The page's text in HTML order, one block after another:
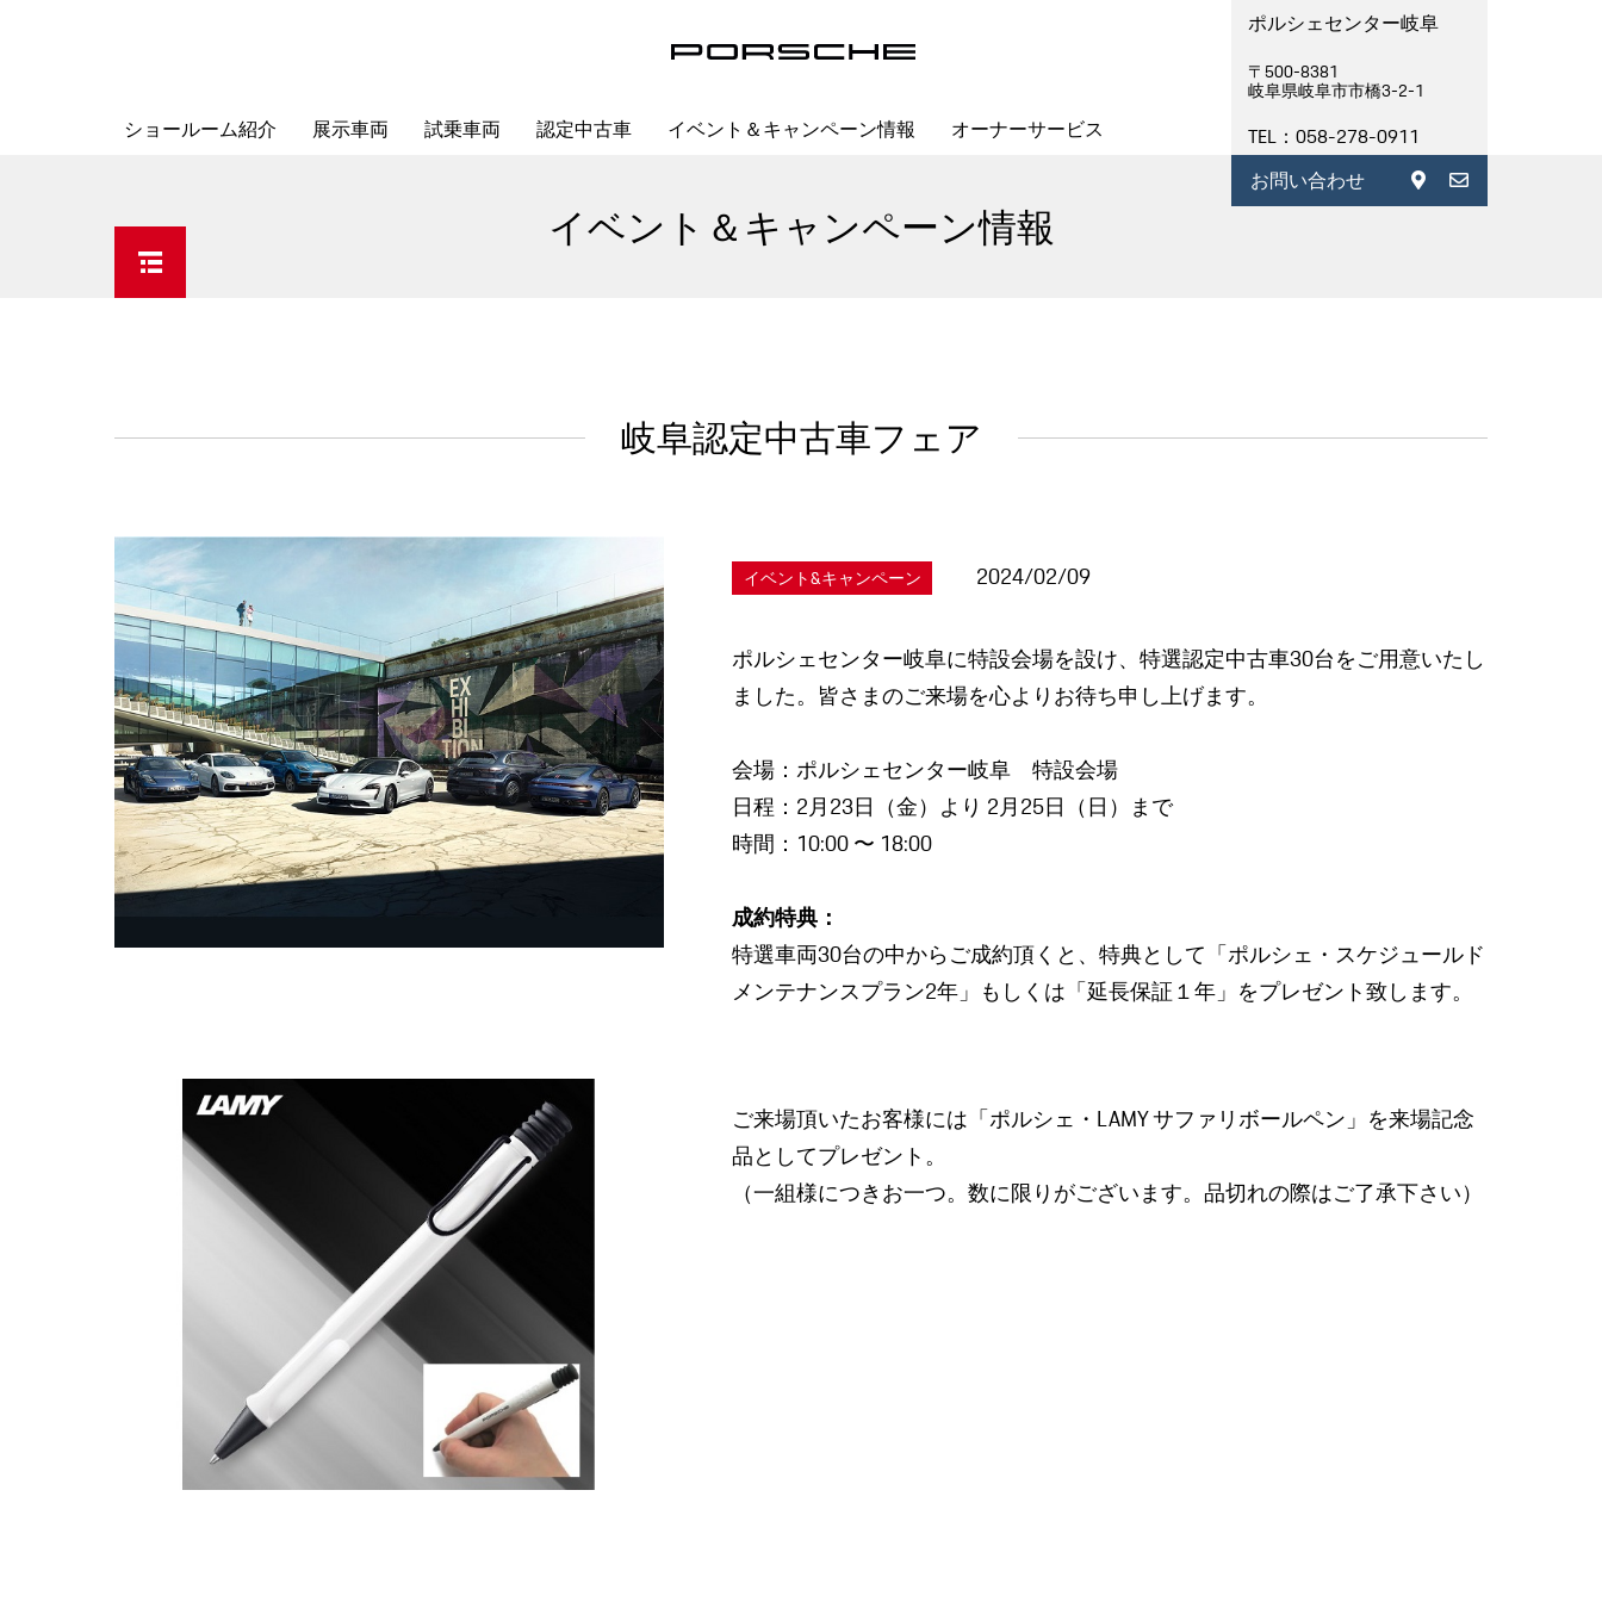
ショールーム紹介 展示車両 試乗車両 認定中古車 イベント＆キャンペーン情報 オーナーサービス
ポルシェセンター岐阜
〒500-8381
岐阜県岐阜市市橋3-2-1
TEL：058-278-0911
お問い合わせ
イベント＆キャンペーン情報
岐⾩認定中古⾞フェア
イベント&キャンペーン 2024/02/09
ポルシェセンター岐⾩に特設会場を設け、特選認定中古⾞30台をご⽤意いたし
ました。皆さまのご来場を⼼よりお待ち申し上げます。
会場：ポルシェセンター岐⾩ 特設会場
⽇程：2⽉23⽇（⾦）より 2⽉25⽇（⽇）まで
時間：10:00 〜 18:00
成約特典：
特選⾞両30台の中からご成約頂くと、特典として「ポルシェ・スケジュールド
メンテナンスプラン2年」もしくは「延⻑保証１年」をプレゼント致します。
ご来場頂いたお客様には「ポルシェ・LAMY サファリボールペン」を来場記念
品としてプレゼント。
（⼀組様につきお⼀つ。数に限りがございます。品切れの際はご了承下さい）